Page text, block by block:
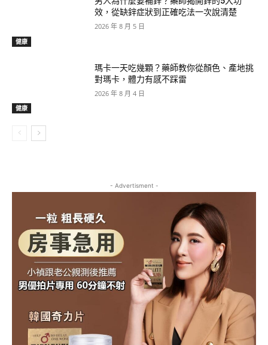
健康
效，從缺鋅症狀到正確吃法一次說清楚
2026 年 8 月 5 日
健康
瑪卡一天吃幾顆？藥師教你從顏色、產地挑
對瑪卡，體力有感不踩雷
2026 年 8 月 4 日
- Advertisment -